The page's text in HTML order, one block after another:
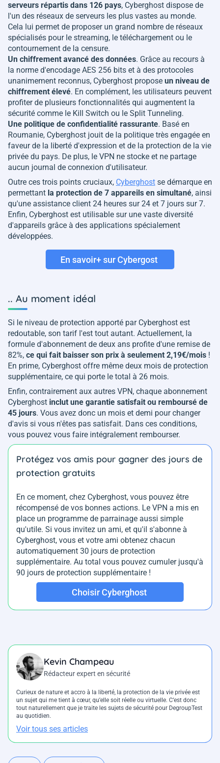
serveurs répartis dans 126 pays, Cyberghost dispose de
l'un des réseaux de serveurs les plus vastes au monde.
Cela lui permet de proposer un grand nombre de réseaux
spécialisés pour le streaming, le téléchargement ou le
contournement de la censure.
Un chiffrement avancé des données. Grâce au recours à
la norme d'encodage AES 256 bits et à des protocoles
unanimement reconnus, Cyberghost propose un niveau de
chiffrement élevé. En complément, les utilisateurs peuvent
profiter de plusieurs fonctionnalités qui augmentent la
sécurité comme le Kill Switch ou le Split Tunneling.
Une politique de confidentialité rassurante. Basé en
Roumanie, Cyberghost jouit de la politique très engagée en
faveur de la liberté d'expression et de la protection de la vie
privée du pays. De plus, le VPN ne stocke et ne partage
aucun journal de connexion d'utilisateur.
Outre ces trois points cruciaux, Cyberghost se démarque en
permettant la protection de 7 appareils en simultané, ainsi
qu'une assistance client 24 heures sur 24 et 7 jours sur 7.
Enfin, Cyberghost est utilisable sur une vaste diversité
d'appareils grâce à des applications spécialement
développées.
En savoir+ sur Cybergost
.. Au moment idéal
Si le niveau de protection apporté par Cyberghost est
redoutable, son tarif l'est tout autant. Actuellement, la
formule d'abonnement de deux ans profite d'une remise de
82%, ce qui fait baisser son prix à seulement 2,19€/mois !
En prime, Cyberghost offre même deux mois de protection
supplémentaire, ce qui porte le total à 26 mois.
Enfin, contrairement aux autres VPN, chaque abonnement
Cyberghost inclut une garantie satisfait ou remboursé de
45 jours. Vous avez donc un mois et demi pour changer
d'avis si vous n'êtes pas satisfait. Dans ces conditions,
vous pouvez vous faire intégralement rembourser.
Protégez vos amis pour gagner des jours de
protection gratuits
En ce moment, chez Cyberghost, vous pouvez être
récompensé de vos bonnes actions. Le VPN a mis en
place un programme de parrainage aussi simple
qu'utile. Si vous invitez un ami, et qu'il s'abonne à
Cyberghost, vous et votre ami obtenez chacun
automatiquement 30 jours de protection
supplémentaire. Au total vous pouvez cumuler jusqu'à
90 jours de protection supplémentaire !
Choisir Cyberghost
Kevin Champeau
Rédacteur expert en sécurité
Curieux de nature et accro à la liberté, la protection de la vie privée est
un sujet qui me tient à cœur, qu’elle soit réelle ou virtuelle. C’est donc
tout naturellement que je traite les sujets de sécurité pour DegroupTest
au quotidien.
Voir tous ses articles